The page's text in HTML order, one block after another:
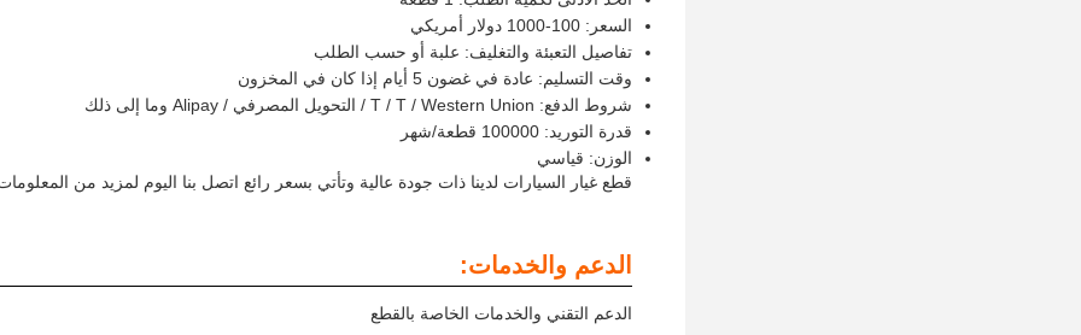
السعر: 100-1000 دولار أمريكي
تفاصيل التعبئة والتغليف: علبة أو حسب الطلب
وقت التسليم: عادة في غضون 5 أيام إذا كان في المخزون
شروط الدفع: T / T / Western Union / التحويل المصرفي / Alipay وما إلى ذلك
قدرة التوريد: 100000 قطعة/شهر
الوزن: قياسي
قطع غيار السيارات لدينا ذات جودة عالية وتأتي بسعر رائع اتصل بنا اليوم لمزيد من
الدعم والخدمات:
الدعم التقني والخدمات الخاصة بالقطع